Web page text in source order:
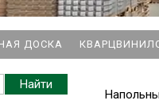
ДОСКА